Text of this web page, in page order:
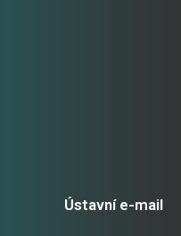
Ústavní e-mail